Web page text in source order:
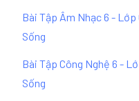
Bài Tập Âm Nhạc 6 -
Sống
Bài Tập Công Nghệ 6 -
Sống